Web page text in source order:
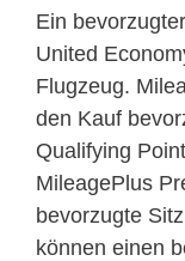
Ein
United
Flugzeug.
den Kauf
Qualifying
MileagePlus
bevorzugte
können einen